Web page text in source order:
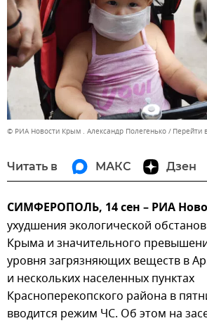
© РИА Новости Крым . Александр Полегенько Перейти
Читать в МАКС Дзен
СИМФЕРОПОЛЬ, 14 сен – РИА
ухудшения экологической
Крыма и значительного
уровня загрязняющих веществ в
и нескольких населенных пунктах
Красноперекопского района в
вводится режим ЧС. Об этом на